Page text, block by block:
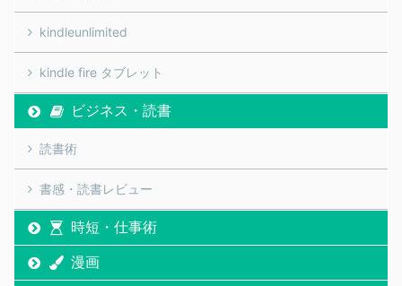
kindleunlimited
kindle fire タブレット
ビジネス・読書
読書術
書感・読書レビュー
時短・仕事術
漫画